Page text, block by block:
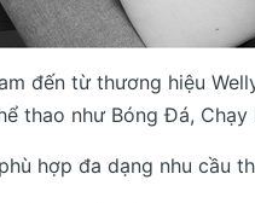
đến từ thương hiệu
thao như Bóng Đá, Chạy
hợp đa dạng nhu cầu